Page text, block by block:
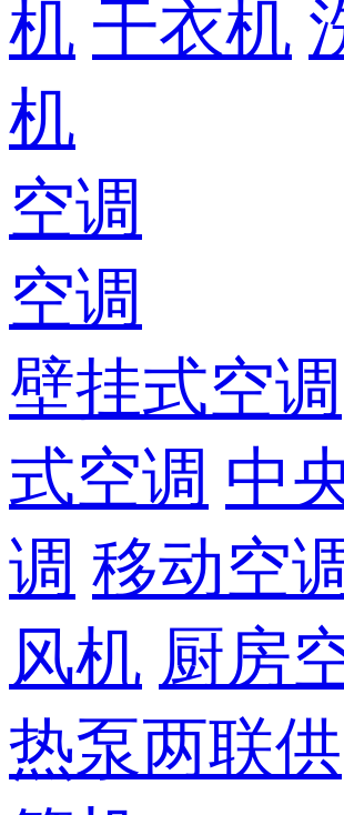
机 干衣机
机
空调
空调
壁挂式空调
式空调 中
调 移动空
风机 厨房
热泵两联供